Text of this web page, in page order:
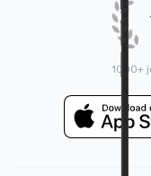
1000+